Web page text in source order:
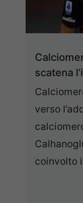
scatena
verso
coinvolto